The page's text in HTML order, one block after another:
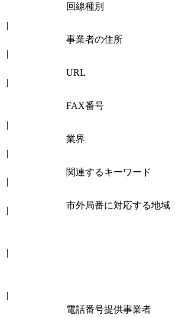
回線種別
事業者の住所
URL
FAX番号
業界
関連するキーワード
市外局番に対応する地域
電話番号提供事業者